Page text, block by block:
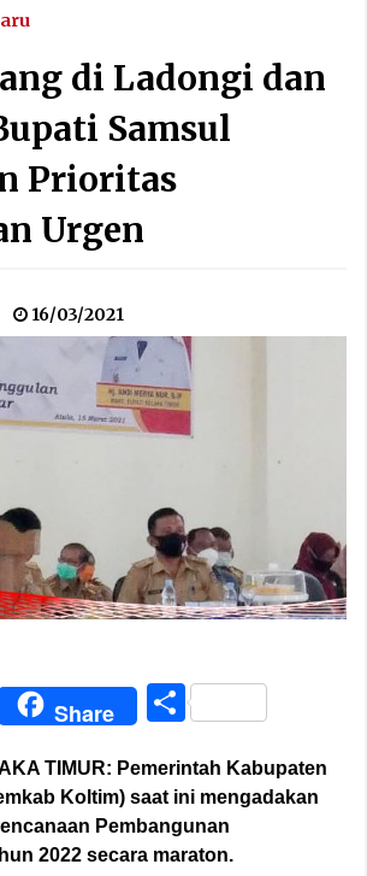
di Ladongi dan
Samsul
Prioritas
Urgen
16/03/2021
Share Share
TIMUR: Pemerintah Kabupaten
Koltim) saat ini mengadakan
Pembangunan
2022 secara maraton.